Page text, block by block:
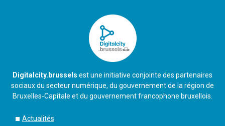
Digitalcity.brussels est une initiative conjointe des partenaires
sociaux du secteur numérique, du gouvernement de la région de
Bruxelles-Capitale et du gouvernement francophone bruxellois.
Actualités